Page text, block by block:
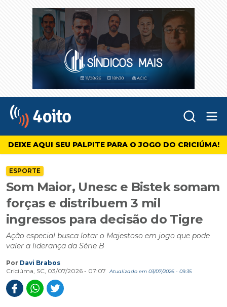
4oito
DEIXE AQUI SEU PALPITE PARA O JOGO DO CRICIÚMA!
ESPORTE
Som Maior, Unesc e Bistek somam
forças e distribuem 3 mil
ingressos para decisão do Tigre
Ação especial busca lotar o Majestoso em jogo que pode
valer a liderança da Série B
Por Davi Brabos
Criciúma, SC, 03/07/2026 - 07:07
Atualizado em 03/07/2026 - 09:35